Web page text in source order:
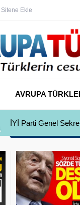
Sitene Ekle
AVRUPA
İYİ Partili Ayfer